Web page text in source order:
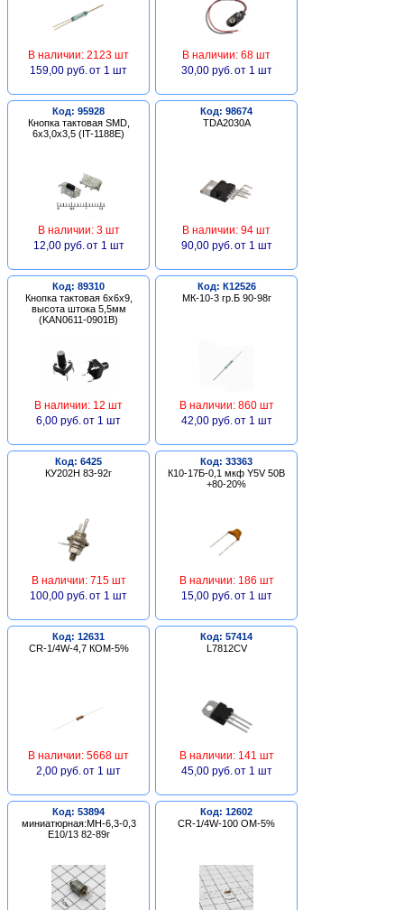
В наличии: 2123 шт
159,00 руб. от 1 шт
В наличии: 68 шт
30,00 руб. от 1 шт
Код: 95928
Кнопка тактовая SMD,
6х3,0х3,5 (IT-1188E)
В наличии: 3 шт
12,00 руб. от 1 шт
Код: 98674
TDA2030A
В наличии: 94 шт
90,00 руб. от 1 шт
Код: 89310
Кнопка тактовая 6х6х9,
высота штока 5,5мм
(KAN0611-0901B)
В наличии: 12 шт
6,00 руб. от 1 шт
Код: К12526
МК-10-3 гр.Б 90-98г
В наличии: 860 шт
42,00 руб. от 1 шт
Код: 6425
КУ202Н 83-92г
В наличии: 715 шт
100,00 руб. от 1 шт
Код: 33363
К10-17Б-0,1 мкф Y5V 50В
+80-20%
В наличии: 186 шт
15,00 руб. от 1 шт
Код: 12631
CR-1/4W-4,7 КОМ-5%
В наличии: 5668 шт
2,00 руб. от 1 шт
Код: 57414
L7812CV
В наличии: 141 шт
45,00 руб. от 1 шт
Код: 53894
миниатюрная:МН-6,3-0,3
Е10/13 82-89г
Код: 12602
CR-1/4W-100 ОМ-5%